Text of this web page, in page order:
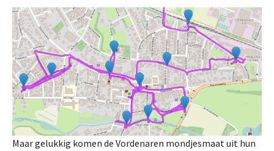
Maar gelukkig komen de Vordenaren mondjesmaat uit hun